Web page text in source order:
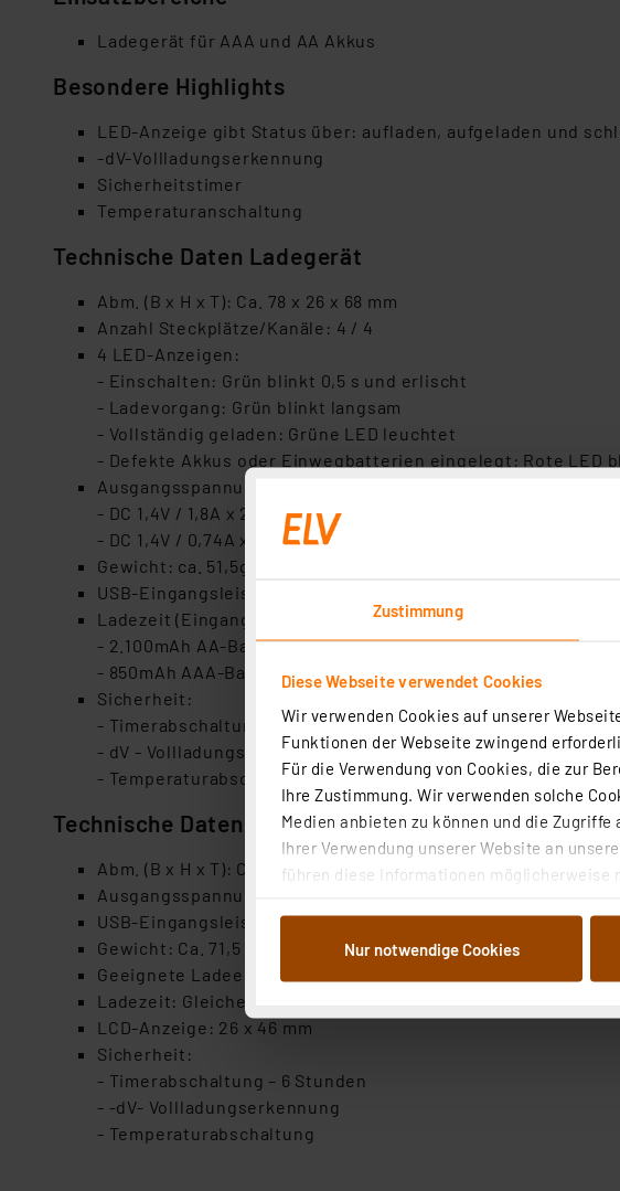
Zustimmung
Diese Webseite verwendet Cookies
Wir verwenden Cookies auf unserer
Funktionen der Webseite zwingend
Für die Verwendung von Cookies, die zur
Ihre Zustimmung. Wir verwenden solche
Medien anbieten zu können und die
Ihrer Verwendung unserer Website an
führen diese Informationen möglicherweise
Weiterverarbeitung für die nachfolgend
Abs.1a DSG-VO) zu. Eine detaillierte
ganz oder teilweise zustimmen. Ihre erteilte
Auswertung und Analyse bis zum Zeitpunkt
dazu führen, dass die Einstellungen nicht
Nur notwendige Cookies
Ladegerät für AAA und AA Akkus
Besondere Highlights
LED-Anzeige gibt Status über: aufladen, aufgeladen und
-dV-Vollladungserkennung
Sicherheitstimer
Temperaturanschaltung
Technische Daten Ladegerät
Abm. (B x H x T): Ca. 78 x 26 x 68 mm
Anzahl Steckplätze/Kanäle: 4 / 4
4 LED-Anzeigen:
- Einschalten: Grün blinkt 0,5 s und erlischt
- Ladevorgang: Grün blinkt langsam
- Vollständig geladen: Grüne LED leuchtet
- Defekte Akkus oder Einwegbatterien eingelegt: Rote LED
Ausgangsspannung/Ladestrom
- DC 1,4V / 1,8A x 2 oder 0,9A x 4 (für AA)
- DC 1,4V / 0,74A x 2 oder 0,37A x 4 (für AAA)
Gewicht: ca. 51,5g
USB-Eingangsleistung: DC 5,0V 2A
Ladezeit (Eingang DC 5,0V 2A min., 2 Batterien):
- 2.100mAh AA-Batterie – Ca. 80 min.
- 850mAh AAA-Batterie – Ca. 80 min.
Sicherheit:
- Timerabschaltung - 4 Stunden
- dV - Vollladungserkennung
- Temperaturabschaltung
Technische Daten Dockingstation
Abm. (B x H x T): Ca. 82 x 27 x 82 mm
Ausgangsspannung / Ladestrom: DC 5 V / 2A
USB-Eingangsleistung: DC 5 V / 2A
Gewicht: Ca. 71,5 g
Geeignete Ladeeinheit: 1x USB 4-Steckplatz-Ladegerät B421,
Ladezeit: Gleiche Ladezeit wie für B421, M451 oder P461
LCD-Anzeige: 26 x 46 mm
Sicherheit:
- Timerabschaltung – 6 Stunden
- -dV- Vollladungserkennung
- Temperaturabschaltung